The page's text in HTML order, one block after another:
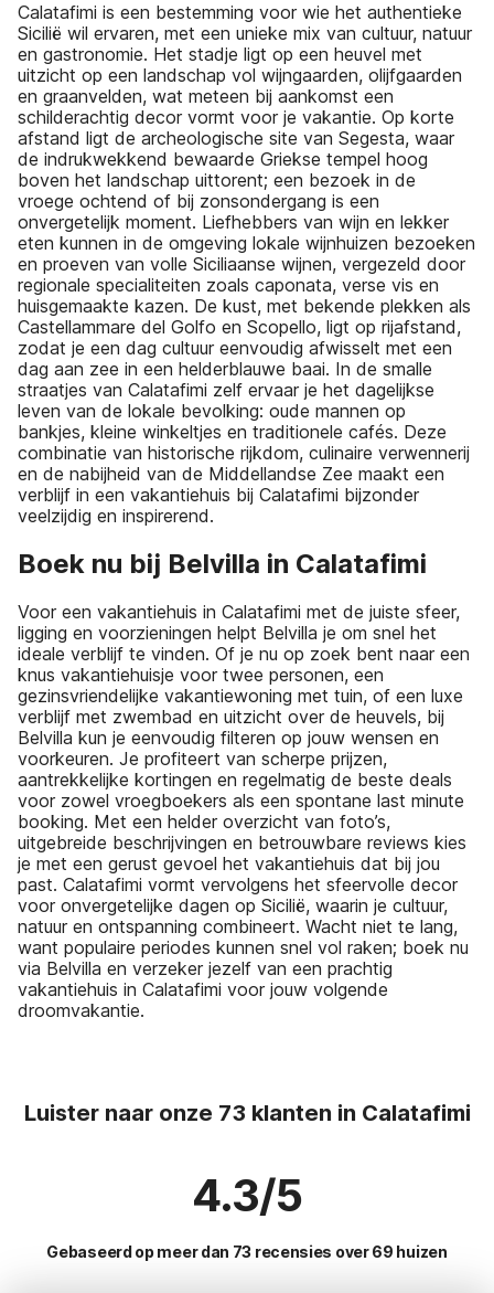
Calatafimi is een bestemming voor wie het authentieke
Sicilië wil ervaren, met een unieke mix van cultuur, natuur
en gastronomie. Het stadje ligt op een heuvel met
uitzicht op een landschap vol wijngaarden, olijfgaarden
en graanvelden, wat meteen bij aankomst een
schilderachtig decor vormt voor je vakantie. Op korte
afstand ligt de archeologische site van Segesta, waar
de indrukwekkend bewaarde Griekse tempel hoog
boven het landschap uittorent; een bezoek in de
vroege ochtend of bij zonsondergang is een
onvergetelijk moment. Liefhebbers van wijn en lekker
eten kunnen in de omgeving lokale wijnhuizen bezoeken
en proeven van volle Siciliaanse wijnen, vergezeld door
regionale specialiteiten zoals caponata, verse vis en
huisgemaakte kazen. De kust, met bekende plekken als
Castellammare del Golfo en Scopello, ligt op rijafstand,
zodat je een dag cultuur eenvoudig afwisselt met een
dag aan zee in een helderblauwe baai. In de smalle
straatjes van Calatafimi zelf ervaar je het dagelijkse
leven van de lokale bevolking: oude mannen op
bankjes, kleine winkeltjes en traditionele cafés. Deze
combinatie van historische rijkdom, culinaire verwennerij
en de nabijheid van de Middellandse Zee maakt een
verblijf in een vakantiehuis bij Calatafimi bijzonder
veelzijdig en inspirerend.
Boek nu bij Belvilla in Calatafimi
Voor een vakantiehuis in Calatafimi met de juiste sfeer,
ligging en voorzieningen helpt Belvilla je om snel het
ideale verblijf te vinden. Of je nu op zoek bent naar een
knus vakantiehuisje voor twee personen, een
gezinsvriendelijke vakantiewoning met tuin, of een luxe
verblijf met zwembad en uitzicht over de heuvels, bij
Belvilla kun je eenvoudig filteren op jouw wensen en
voorkeuren. Je profiteert van scherpe prijzen,
aantrekkelijke kortingen en regelmatig de beste deals
voor zowel vroegboekers als een spontane last minute
booking. Met een helder overzicht van foto’s,
uitgebreide beschrijvingen en betrouwbare reviews kies
je met een gerust gevoel het vakantiehuis dat bij jou
past. Calatafimi vormt vervolgens het sfeervolle decor
voor onvergetelijke dagen op Sicilië, waarin je cultuur,
natuur en ontspanning combineert. Wacht niet te lang,
want populaire periodes kunnen snel vol raken; boek nu
via Belvilla en verzeker jezelf van een prachtig
vakantiehuis in Calatafimi voor jouw volgende
droomvakantie.
Luister naar onze 73 klanten in Calatafimi
4.3/5
Gebaseerd op meer dan 73 recensies over 69 huizen